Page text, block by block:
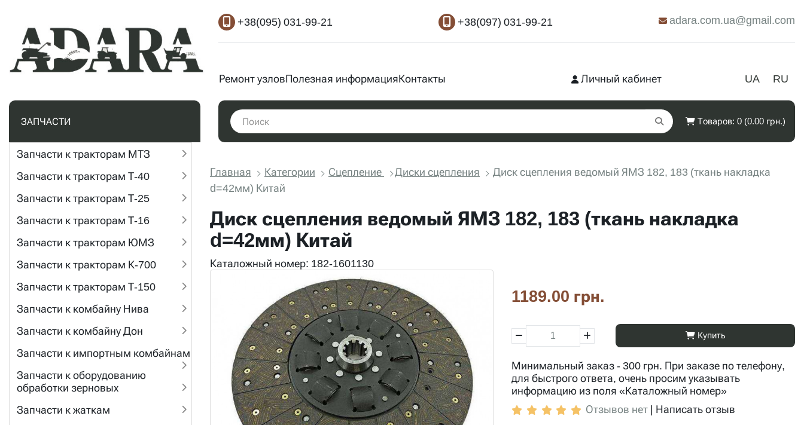
+38(095) 031-99-21 +38(097) 031-99-21 adara.com.ua@gmail.com
Ремонт узловПолезная информацияКонтакты UA RU
Личный кабинет
ЗАПЧАСТИ Товаров: 0 (0.00 грн.)
Запчасти к тракторам МТЗ
Запчасти к тракторам Т-40
Запчасти к тракторам Т-25
Запчасти к тракторам Т-16
Запчасти к тракторам ЮМЗ
Запчасти к тракторам К-700
Запчасти к тракторам Т-150
Запчасти к комбайну Нива
Запчасти к комбайну Дон
Запчасти к импортным комбайнам
Запчасти к оборудованию
обработки зерновых
Запчасти к жаткам
Главная Категории Сцепление Диски сцепления
Диск сцепления ведомый ЯМЗ 182, 183 (ткань накладка
d=42мм) Китай
Диск сцепления ведомый ЯМЗ 182, 183 (ткань накладка
d=42мм) Китай
Каталожный номер: 182-1601130
1189.00 грн.
Купить
Минимальный заказ - 300 грн. При заказе по телефону,
для быстрого ответа, очень просим указывать
информацию из поля «Каталожный номер»
Отзывов нет | Написать отзыв